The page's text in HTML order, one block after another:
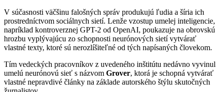
V súčasnosti väčšinu falošných správ produkujú ľudia a šíria ich
prostredníctvom sociálnych sietí. Lenže vzostup umelej inteligencie,
napríklad kontroverznej GPT-2 od OpenAI, poukazuje na obrovskú
hrozbu vyplývajúcu zo schopnosti neurónových sietí vytvárať
vlastné texty, ktoré sú nerozlíšiteľné od tých napísaných človekom.
Tím vedeckých pracovníkov z uvedeného inštitútu nedávno vyvinul
umelú neurónovú sieť s názvom Grover, ktorá je schopná vytvárať
vlastné nepravdivé články na základe autorského štýlu skutočných